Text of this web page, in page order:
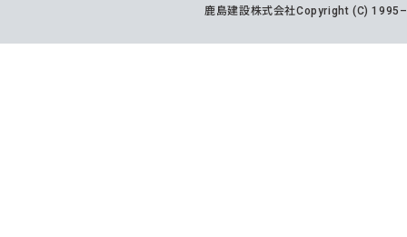
鹿島建設株式会社Copyright (C)